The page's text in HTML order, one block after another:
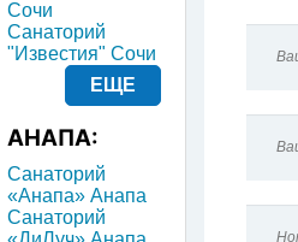
Сочи
Санаторий
"Известия" Сочи
ЕЩЕ
АНАПА:
Санаторий
«Анапа» Анапа
Санаторий